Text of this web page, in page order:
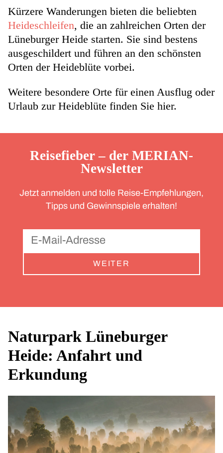
Kürzere Wanderungen bieten die beliebten
Heideschleifen, die an zahlreichen Orten der
Lüneburger Heide starten. Sie sind bestens
ausgeschildert und führen an den schönsten
Orten der Heideblüte vorbei.
Weitere besondere Orte für einen Ausflug oder
Urlaub zur Heideblüte finden Sie hier.
Reisefieber – der MERIAN-
Newsletter
Jetzt anmelden und tolle Reise-Empfehlungen,
Tipps und Gewinnspiele erhalten!
WEITER
Naturpark Lüneburger
Heide: Anfahrt und
Erkundung